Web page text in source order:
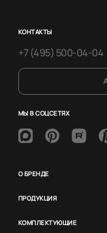
КОНТАКТЫ
+7 (495) 500-04-04
МЫ В СОЦСЕТЯХ
О БРЕНДЕ
ПРОДУКЦИЯ
КОМПЛЕКТУЮЩИЕ